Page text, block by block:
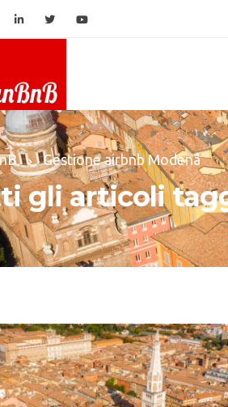
Gestione airbnb Modena
gli articoli